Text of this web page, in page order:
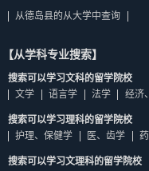
从德岛县的从大学中查询
【从学科专业搜索】
搜索可以学习文科的留学院校
文学
语言学 法学 经济
搜索可以学习理科的留学院校
护理、保健学
医、齿学
搜索可以学习文理科的留学院校